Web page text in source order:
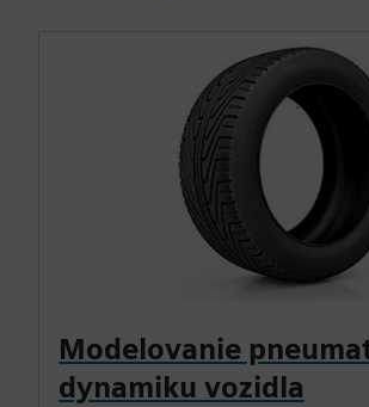
Modelovanie
dynamiku vozidla